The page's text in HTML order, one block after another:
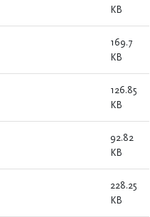
KB
169.7
KB
126.85
KB
92.82
KB
228.25
KB